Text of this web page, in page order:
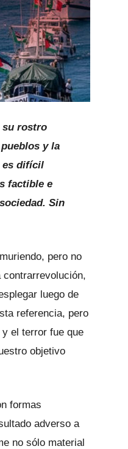
su rostro
y la
es difícil
factible e
Sin
pero no
luego de
referencia, pero
el terror fue que
objetivo
formas
adverso a
no sólo material